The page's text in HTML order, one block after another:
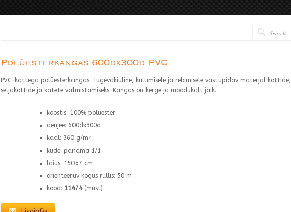
Polüesterkangas 600dx300d PVC
PVC-kattega polüesterkangas. Tugevakiuline, kulumisele ja rebimisele vastupidav materjal kottide,
seljakottide ja katete valmistamiseks. Kangas on kerge ja mõõdukalt jäik.
koostis: 100% polüester
denjee: 600dx300d
kaal: 360 g/m²
kude: panama 1/1
laius: 150±7 cm
orienteeruv kogus rullis: 50 m
kood: 11474 (must)